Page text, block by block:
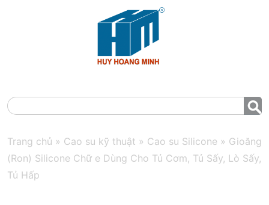
Trang chủ » Cao su kỹ thuật » Cao su Silicone » Gioăng
(Ron) Silicone Chữ e Dùng Cho Tủ Cơm, Tủ Sấy, Lò Sấy,
Tủ Hấp